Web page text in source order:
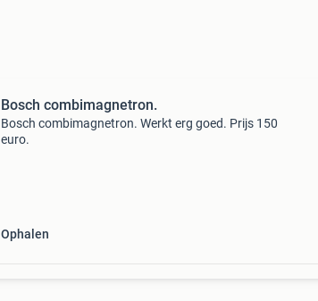
Bosch combimagnetron.
Bosch combimagnetron. Werkt erg goed. Prijs 150
euro.
Ophalen